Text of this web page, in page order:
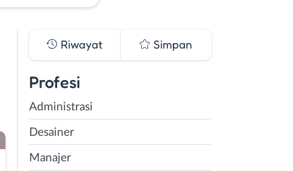
Riwayat Simpan
Profesi
Administrasi
Desainer
Manajer